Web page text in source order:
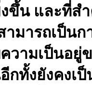
งขึ้น และที่
ามารถเป็น
วามเป็นอยู่
กทั้งยังคงเ